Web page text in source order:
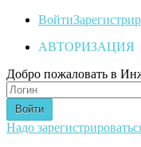
Войти
АВТОРИЗАЦИЯ
Добро пожаловать в
Надо